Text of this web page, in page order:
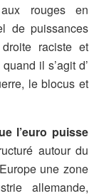
rouges en
de puissances
raciste et
il s’agit d’
le blocus et
l’euro puisse
autour du
une zone
allemande,